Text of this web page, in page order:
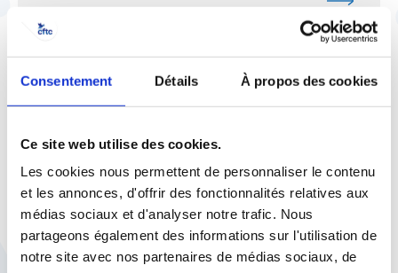
Consentement Détails À propos des cookies
Ce site web utilise des cookies.
Les cookies nous permettent de personnaliser le contenu
et les annonces, d'offrir des fonctionnalités relatives aux
médias sociaux et d'analyser notre trafic. Nous
partageons également des informations sur l'utilisation de
notre site avec nos partenaires de médias sociaux, de
Lutte contre les violences
sexistes et sexuelles : à
l'UCANSS, la CFTC signe un
accord d'entreprise pour
protéger les travailleurs